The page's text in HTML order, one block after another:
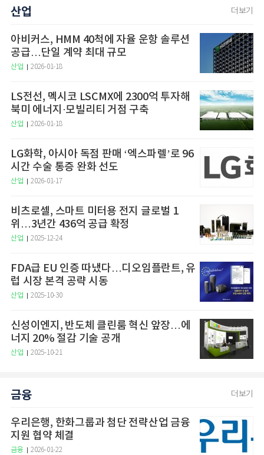
산업 더보기
아비커스, HMM 40척에 자율 운항 솔루션
공급…단일 계약 최대 규모
산업 2026-01-18
LS전선, 멕시코 LSCMX에 2300억 투자해
북미 에너지·모빌리티 거점 구축
산업 2026-01-18
LG화학, 아시아 독점 판매 ‘엑스파렐’로 96
시간 수술 통증 완화 선도
산업 2026-01-17
비츠로셀, 스마트 미터용 전지 글로벌 1
위…3년간 436억 공급 확정
산업 2025-12-24
FDA급 EU 인증 따냈다…디오임플란트, 유
럽 시장 본격 공략 시동
산업 2025-10-30
신성이엔지, 반도체 클린룸 혁신 앞장…에
너지 20% 절감 기술 공개
산업 2025-10-21
금융 더보기
우리은행, 한화그룹과 첨단 전략산업 금융
지원 협약 체결
금융 2026-01-22